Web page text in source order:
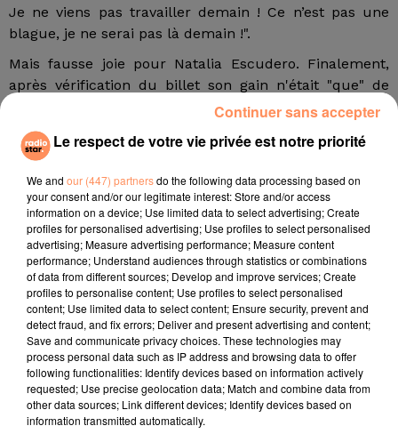
Je ne viens pas travailler demain ! Ce n’est pas une
blague, je ne serai pas là demain !".
Mais fausse joie pour Natalia Escudero. Finalement,
après vérification du billet son gain n'était "que" de
50000 euros à partager avec ses 10 amis. 5000 donc
pour elle, une jolie somme tout de même mais qui ne
lui a pas permis de prendre une retraite anticipée...
fil actus
4 juillet 2022
Radio Star Live avec Dadju
27 juin 2022
Marseille : une application pour mettre en
relation extras et...
27 juin 2022
Le cocholed pour jouer à la pétanque
jusqu'au bout de la nuit !
10 mai 2022
Le respect de votre vie privée est notre priorité
We and our (447) partnersdo the following data processing based on
your consent and/or our legitimate interest: Store and/or access
information on a device; Use limited data to select advertising; Create
profiles for personalised advertising; Use profiles to select personalised
advertising; Measure advertising performance; Measure content
performance; Understand audiences through statistics or combinations
of data from different sources; Develop and improve services; Create
profiles to personalise content; Use profiles to select personalised
content; Use limited data to select content; Ensure security, prevent and
detect fraud, and fix errors; Deliver and present advertising and content;
Save and communicate privacy choices. These technologies may
process personal data such as IP address and browsing data to offer
following functionalities: Identify devices based on information actively
requested; Use precise geolocation data; Match and combine data from
other data sources; Link different devices; Identify devices based on
information transmitted automatically.
Continuer sans accepter